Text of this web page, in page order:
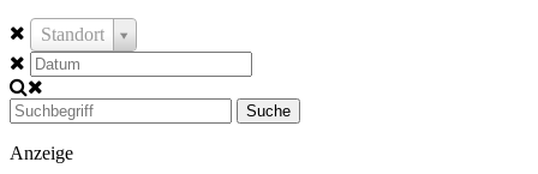
Standort
Suche
Anzeige